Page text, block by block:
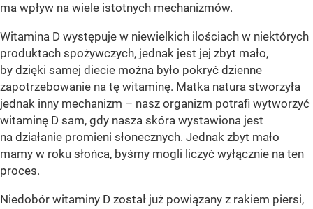
ma wpływ na wiele istotnych mechanizmów.
Witamina D występuje w niewielkich ilościach w niektórych
produktach spożywczych, jednak jest jej zbyt mało,
by dzięki samej diecie można było pokryć dzienne
zapotrzebowanie na tę witaminę. Matka natura stworzyła
jednak inny mechanizm – nasz organizm potrafi wytworzyć
witaminę D sam, gdy nasza skóra wystawiona jest
na działanie promieni słonecznych. Jednak zbyt mało
mamy w roku słońca, byśmy mogli liczyć wyłącznie na ten
proces.
Niedobór witaminy D został już powiązany z rakiem piersi,